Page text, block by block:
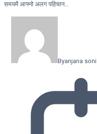
समयमै आफ्नो अलग पहिचान…
Byanjana soni